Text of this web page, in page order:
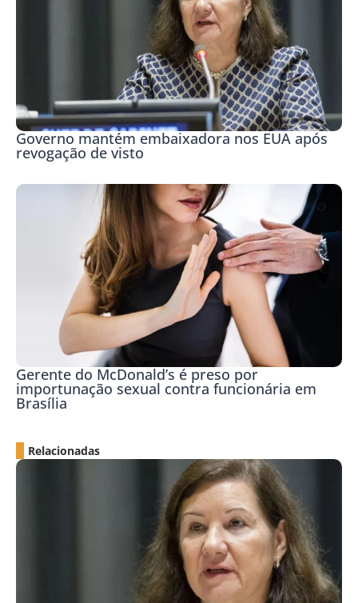
Governo mantém embaixadora nos EUA após
revogação de visto
Gerente do McDonald’s é preso por
importunação sexual contra funcionária em
Brasília
Relacionadas